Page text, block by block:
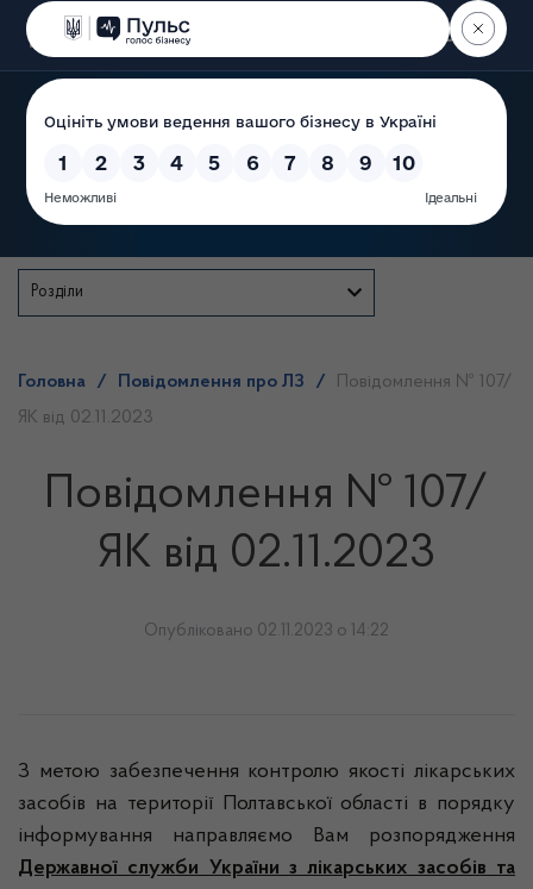
Пошук
Розділи
Головна / Повідомлення про ЛЗ /
Повідомлення № 107/
ЯК від 02.11.2023
Повідомлення № 107/
ЯК від 02.11.2023
Опубліковано 02.11.2023 о 14:22
З метою забезпечення контролю якості лікарських
засобів на території Полтавської області в порядку
інформування направляємо Вам розпорядження
Державної служби України з лікарських засобів та